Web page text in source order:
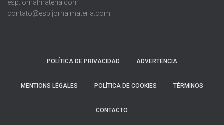
esp.jornalmateria.com
contato@esp.jornalmateria.com
POLÍTICA DE PRIVACIDAD ADVERTENCIA
MENTIONS LÉGALES POLÍTICA DE COOKIES TÉRMINOS
CONTACTO